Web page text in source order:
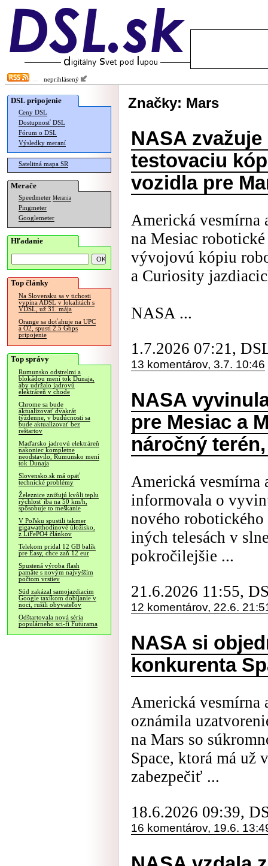
neprihlásený
DSL pripojenie
Ceny DSL
Dostupnosť DSL
Fórum o DSL
Výsledky meraní
Satelitná mapa SR
Merače
Speedmeter Merania
Pingmeter
Googlemeter
Hľadanie
Top články
Na Slovensku sa v tichosti
vypína ADSL v lokalitách s
VDSL, už 31. mája
Orange sa doťahuje na UPC
a O2, spustí 2.5 Gbps
pripojenie
Top správy
Rumunsko odstrelmi a
blokádou mení tok Dunaja,
aby udržalo jadrovú
elektráreň v chode
Chrome sa bude
aktualizovať dvakrát
týždenne, v budúcnosti sa
bude aktualizovať bez
reštartov
Maďarsko jadrovú elektráreň
nakoniec kompletne
neodstavilo, Rumunsko mení
tok Dunaja
Slovensko.sk má opäť
technické problémy
Železnice znižujú kvôli teplu
rýchlosť iba na 50 km/h,
spôsobuje to meškanie
V Poľsku spustili takmer
gigawatthodinové úložisko,
z LiFePO4 článkov
Telekom pridal 12 GB balík
pre Easy, chce zaň 12 eur
Spustená výroba flash
pamäte s novým najvyšším
počtom vrstiev
Súd zakázal samojazdiacim
Google taxíkom dobíjanie v
noci, rušili obyvateľov
Odštartovala nová séria
populárneho sci-fi Futurama
Značky: Mars
NASA
testovaciu
vozidla pre
Americká vesmírna
na Mesiac
vývojovú kópiu
a Curiosity
NASA ...
1.7.2026 07:21,
13 komentárov, 3.7. 10:46
NASA
pre Mesiac a
náročný
Americká vesmírna
informovala o
nového
iných telesách v
pokročilejšie ...
21.6.2026 11:55,
12 komentárov, 22.6.
NASA si
konkurenta
Americká vesmírna
oznámila
na Mars so
Space, ktorá má už
zabezpečiť ...
18.6.2026 09:39,
16 komentárov, 19.6.